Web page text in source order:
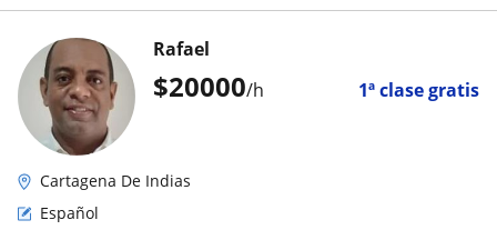
$20000/h 1ª clase gratis
Rafael
Cartagena De Indias
Español